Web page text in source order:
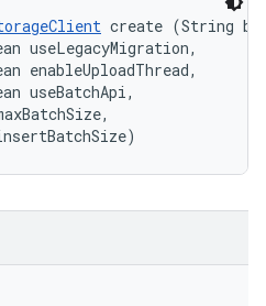
create (String
useLegacyMigration,
enableUploadThread,
useBatchApi,